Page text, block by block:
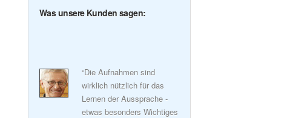
Was unsere Kunden sagen:
“Die Aufnahmen sind
wirklich nützlich für das
Lernen der Aussprache -
etwas besonders Wichtiges